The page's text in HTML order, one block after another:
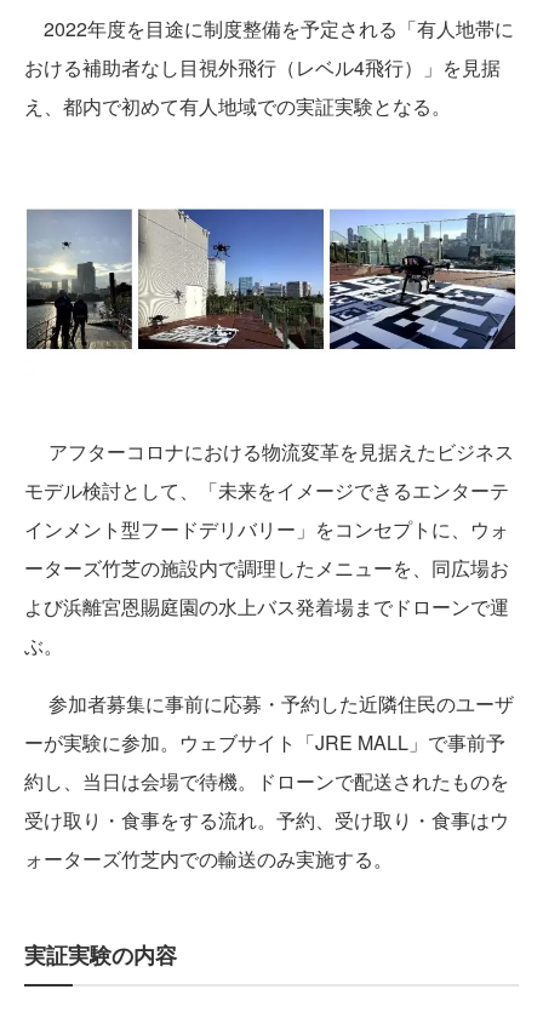
2022年度を目途に制度整備を予定される「有人地帯に
おける補助者なし目視外飛行（レベル4飛行）」を見据
え、都内で初めて有人地域での実証実験となる。
アフターコロナにおける物流変革を見据えたビジネス
モデル検討として、「未来をイメージできるエンターテ
インメント型フードデリバリー」をコンセプトに、ウォ
ーターズ竹芝の施設内で調理したメニューを、同広場お
よび浜離宮恩賜庭園の水上バス発着場までドローンで運
ぶ。
参加者募集に事前に応募・予約した近隣住民のユーザ
ーが実験に参加。ウェブサイト「JRE MALL」で事前予
約し、当日は会場で待機。ドローンで配送されたものを
受け取り・食事をする流れ。予約、受け取り・食事はウ
ォーターズ竹芝内での輸送のみ実施する。
実証実験の内容